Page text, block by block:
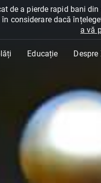
de a pierde rapid bani
considerare dacă
a vă
Educație Despre